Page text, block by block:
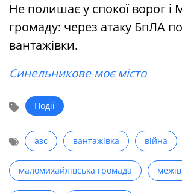
Не полишає у спокої ворог і
громаду: через атаку БпЛА
вантажівки.
Синельникове моє місто
Події
азс вантажівка війна
маломихайлівська громада